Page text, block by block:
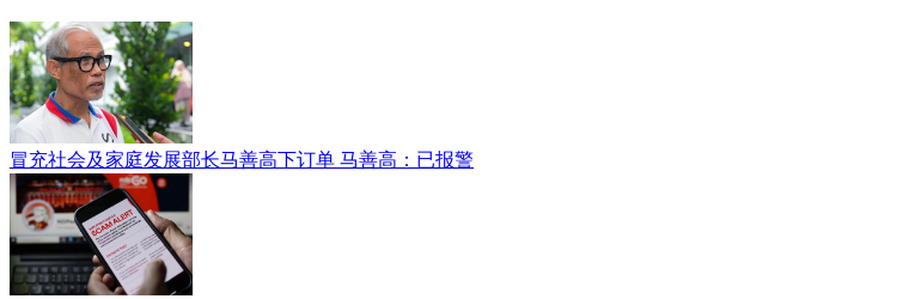
冒充社会及家庭发展部长马善高下订单 马善高：已报警